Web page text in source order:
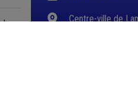
Centre-ville de